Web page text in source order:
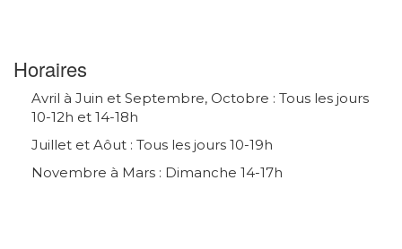
Horaires
Avril à Juin et Septembre, Octobre : Tous les jours
10-12h et 14-18h
Juillet et Aôut : Tous les jours 10-19h
Novembre à Mars : Dimanche 14-17h